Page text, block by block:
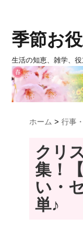
季節お
生活の知恵、雑学、
ホーム > 行事
クリ
集！
い・
単♪